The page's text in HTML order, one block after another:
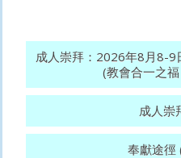
成人崇拜：2026年8月8-9
(教會合一之
成人崇
奉獻途徑